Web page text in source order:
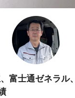
富士通ゼネラル